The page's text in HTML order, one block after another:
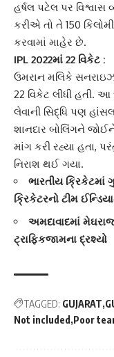
હર્ષલ પટેલ પર વિશ્વાસ
કરીએ તો તે 150
કરવામાં માહેર છે.
IPL 2022માં 22 વિકેટ :
ઉમરાન મલિકે
22 વિકેટ લીધી હતી.
લેવાની સિદ્ધિ પણ
શાનદાર બોલિંગને
માંગ કરી રહ્યા હતા,
નિરાશ થઈ ગયા.
ભારતીય ક્રિકેટમાં
ક્રિકેટરનો ટીમ
અમદાવાદમાં
ટ્રાફિકજામના દ્રશ્યો
TAGGED: GUJARAT
Not included Poor